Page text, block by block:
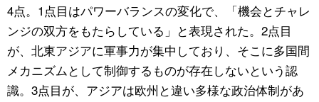
4点。1点目はパワーバランスの変化で、「機会とチャレ
ンジの双方をもたらしている」と表現された。2点目
が、北東アジアに軍事力が集中しており、そこに多国間
メカニズムとして制御するものが存在しないという認
識。3点目が、アジアは欧州と違い多様な政治体制があ